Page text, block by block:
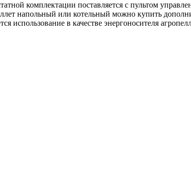
комплектации поставляется с пультом
напольный или котельный можно купить
в качестве энергоносителя